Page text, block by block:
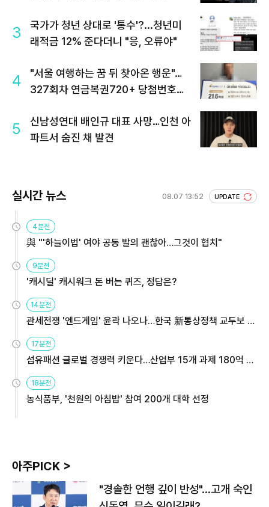
3
국가가 청년 상대로 '통수'?...청년미
래적금 12% 준다더니 "응, 오류야"
4
"서울 여행하는 꿈 뒤 찾아온 행운"…
327회차 연금복권720+ 당첨번호조
5
신남성연대 배인규 대표 사망…인천 아
파트서 숨진 채 발견
실시간 뉴스 08.07 13:52 UPDATE
4분전
與 "'하늘이법' 여야 공동 발의 괜찮아…그것이 협치"
9분전
'캐시딜' 캐시워크 돈 버는 퀴즈, 정답은?
14분전
관세전쟁 '엔드게임' 윤곽 나오나…한국 新통상정책 교두보 활
17분전
섬유패션 글로벌 경쟁력 키운다…산업부 15개 과제 180억 지
18분전
농식품부, '천원의 아침밥' 참여 200개 대학 선정
아주PICK >
"경솔한 언행 깊이 반성"…고개 숙인